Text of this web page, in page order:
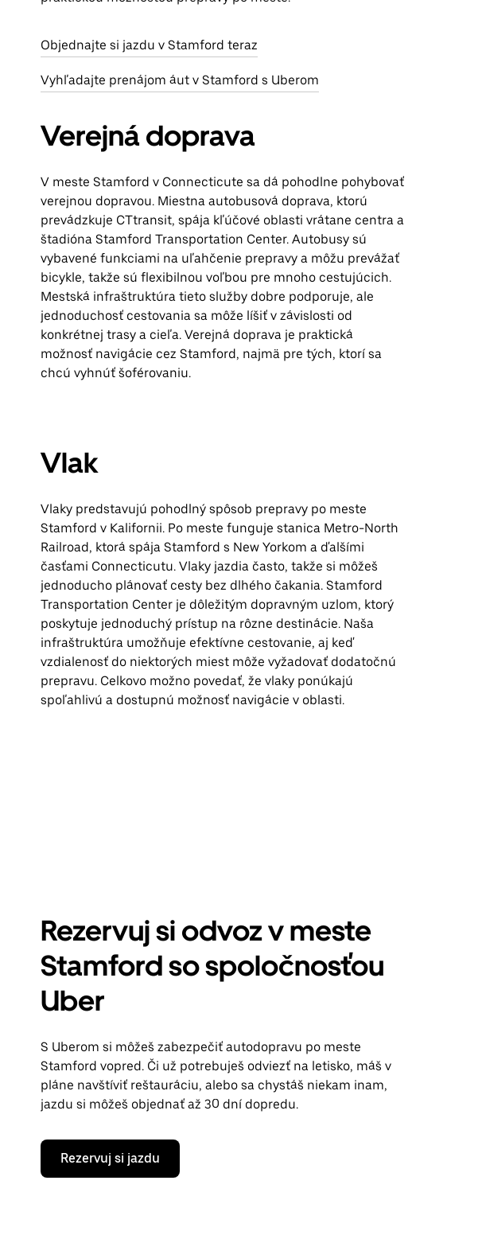
Objednajte si jazdu v Stamford teraz
Vyhľadajte prenájom áut v Stamford s Uberom
Verejná doprava
V meste Stamford v Connecticute sa dá pohodlne pohybovať
verejnou dopravou. Miestna autobusová doprava, ktorú
prevádzkuje CTtransit, spája kľúčové oblasti vrátane centra a
štadióna Stamford Transportation Center. Autobusy sú
vybavené funkciami na uľahčenie prepravy a môžu prevážať
bicykle, takže sú flexibilnou voľbou pre mnoho cestujúcich.
Mestská infraštruktúra tieto služby dobre podporuje, ale
jednoduchosť cestovania sa môže líšiť v závislosti od
konkrétnej trasy a cieľa. Verejná doprava je praktická
možnosť navigácie cez Stamford, najmä pre tých, ktorí sa
chcú vyhnúť šoférovaniu.
Vlak
Vlaky predstavujú pohodlný spôsob prepravy po meste
Stamford v Kalifornii. Po meste funguje stanica Metro-North
Railroad, ktorá spája Stamford s New Yorkom a ďalšími
časťami Connecticutu. Vlaky jazdia často, takže si môžeš
jednoducho plánovať cesty bez dlhého čakania. Stamford
Transportation Center je dôležitým dopravným uzlom, ktorý
poskytuje jednoduchý prístup na rôzne destinácie. Naša
infraštruktúra umožňuje efektívne cestovanie, aj keď
vzdialenosť do niektorých miest môže vyžadovať dodatočnú
prepravu. Celkovo možno povedať, že vlaky ponúkajú
spoľahlivú a dostupnú možnosť navigácie v oblasti.
Rezervuj si odvoz v meste
Stamford so spoločnosťou
Uber
S Uberom si môžeš zabezpečiť autodopravu po meste
Stamford vopred. Či už potrebuješ odviezť na letisko, máš v
pláne navštíviť reštauráciu, alebo sa chystáš niekam inam,
jazdu si môžeš objednať až 30 dní dopredu.
Rezervuj si jazdu